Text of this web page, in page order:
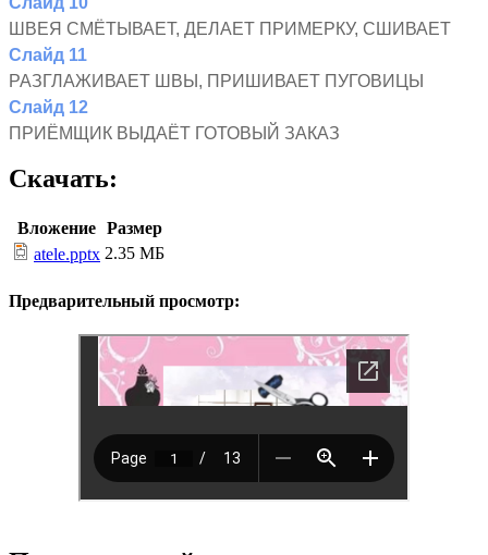
ШВЕЯ СМЁТЫВАЕТ, ДЕЛАЕТ ПРИМЕРКУ, СШИВАЕТ
Слайд 11
РАЗГЛАЖИВАЕТ ШВЫ, ПРИШИВАЕТ ПУГОВИЦЫ
Слайд 12
ПРИЁМЩИК ВЫДАЁТ ГОТОВЫЙ ЗАКАЗ
Скачать:
Вложение
Размер
atele.pptx 2.35 МБ
Предварительный просмотр: